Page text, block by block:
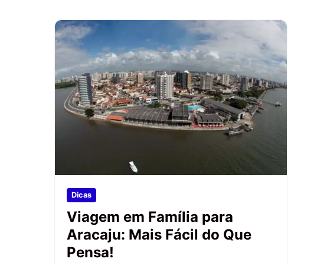
Dicas
Viagem em Família para
Aracaju: Mais Fácil do Que
Pensa!